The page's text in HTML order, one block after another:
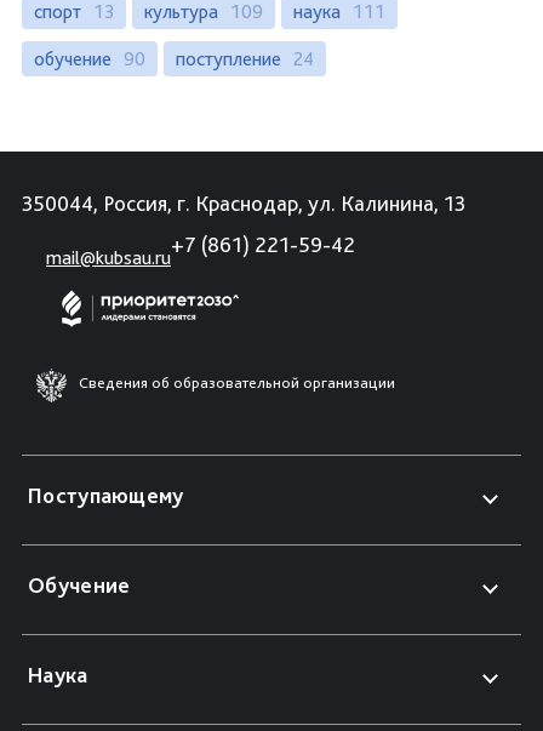
спорт 13 культура 109 наука 111
обучение 90 поступление 24
350044, Россия, г. Краснодар, ул. Калинина, 13
mail@kubsau.ru
+7 (861) 221-59-42
Сведения об образовательной организации
Поступающему
Обучение
Наука